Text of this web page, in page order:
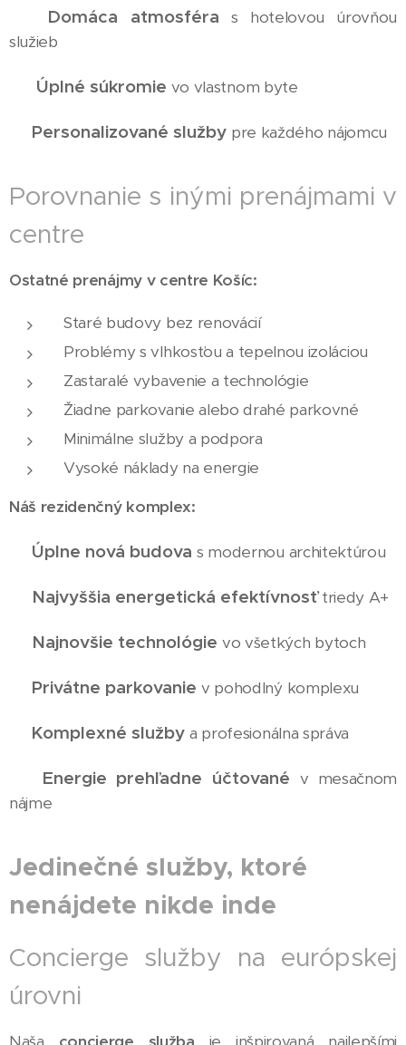
Domáca atmosféra s hotelovou úrovňou
služieb
Úplné súkromie vo vlastnom byte
Personalizované služby pre každého nájomcu
Porovnanie s inými prenájmami v
centre
Ostatné prenájmy v centre Košíc:
Staré budovy bez renovácií
Problémy s vlhkosťou a tepelnou izoláciou
Zastaralé vybavenie a technológie
Žiadne parkovanie alebo drahé parkovné
Minimálne služby a podpora
Vysoké náklady na energie
Náš rezidenčný komplex:
Úplne nová budova s modernou architektúrou
Najvyššia energetická efektívnosťtriedy A+
Najnovšie technológie vo všetkých bytoch
Privátne parkovanie v pohodlný komplexu
Komplexné služby a profesionálna správa
Energie prehľadne účtované v mesačnom
nájme
Jedinečné služby, ktoré
nenájdete nikde inde
Concierge služby na európskej
úrovni